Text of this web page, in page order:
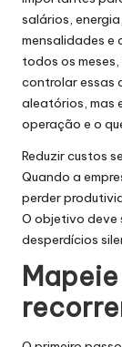
salários,
mensalidades e
todos os
controlar essas
aleatórios, mas
operação e o
Reduzir custos
Quando a
perder
O objetivo deve
desperdícios